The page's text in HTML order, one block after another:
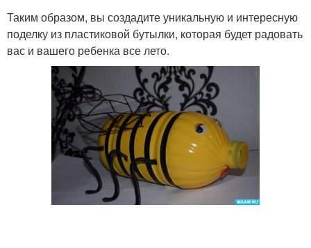
Таким образом, вы создадите уникальную и интересную
поделку из пластиковой бутылки, которая будет радовать
вас и вашего ребенка все лето.